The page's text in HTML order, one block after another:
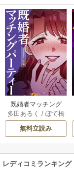
既婚者マッチング
パーティー 13巻
多田あるく / ぽて橋
無料立読み
レディコミランキング